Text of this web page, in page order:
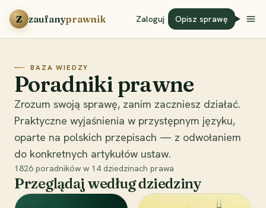
Przejdź do treści
Z zaufanyprawnik Zaloguj Opisz sprawę
BAZA WIEDZY
Poradniki prawne
Zrozum swoją sprawę, zanim zaczniesz działać.
Praktyczne wyjaśnienia w przystępnym języku,
oparte na polskich przepisach — z odwołaniem
do konkretnych artykułów ustaw.
1826 poradników w 14 dziedzinach prawa
Przeglądaj według dziedziny